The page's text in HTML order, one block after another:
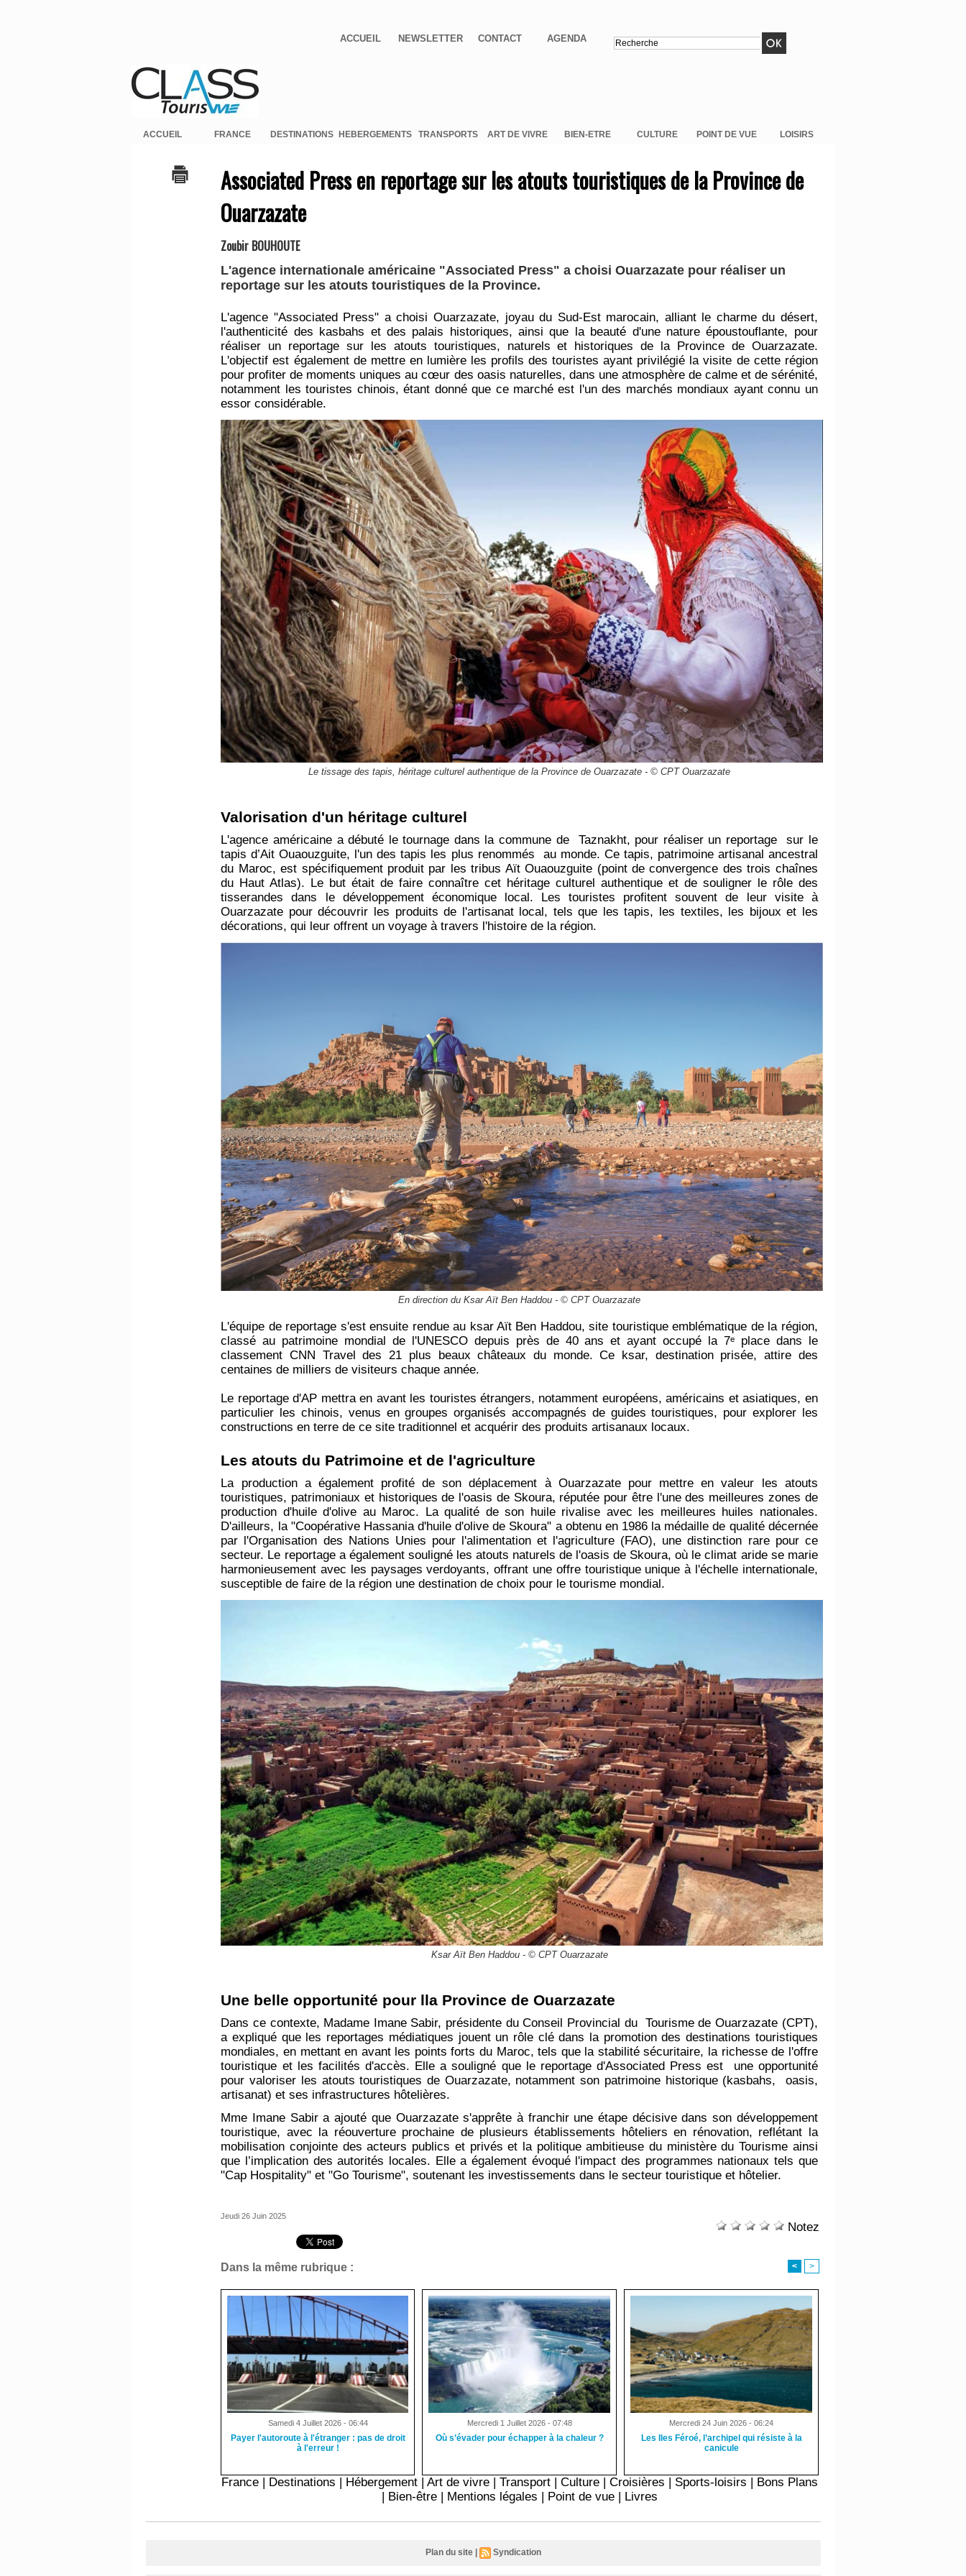
ACCUEIL NEWSLETTER CONTACT AGENDA
ACCUEIL FRANCE DESTINATIONS HEBERGEMENTS TRANSPORTS ART DE VIVRE BIEN-ETRE CULTURE POINT DE VUE LOISIRS
Associated Press en reportage sur les atouts touristiques de la Province de
Ouarzazate
Zoubir BOUHOUTE
L'agence internationale américaine "Associated Press" a choisi Ouarzazate pour réaliser un
reportage sur les atouts touristiques de la Province.
L'agence "Associated Press" a choisi Ouarzazate, joyau du Sud-Est marocain, alliant le charme du désert,
l'authenticité des kasbahs et des palais historiques, ainsi que la beauté d'une nature époustouflante, pour
réaliser un reportage sur les atouts touristiques, naturels et historiques de la Province de Ouarzazate.
L'objectif est également de mettre en lumière les profils des touristes ayant privilégié la visite de cette région
pour profiter de moments uniques au cœur des oasis naturelles, dans une atmosphère de calme et de sérénité,
notamment les touristes chinois, étant donné que ce marché est l'un des marchés mondiaux ayant connu un
essor considérable.
Le tissage des tapis, héritage culturel authentique de la Province de Ouarzazate - © CPT Ouarzazate
Valorisation d'un héritage culturel
L'agence américaine a débuté le tournage dans la commune de Taznakht, pour réaliser un reportage sur le
tapis d’Ait Ouaouzguite, l'un des tapis les plus renommés au monde. Ce tapis, patrimoine artisanal ancestral
du Maroc, est spécifiquement produit par les tribus Aït Ouaouzguite (point de convergence des trois chaînes
du Haut Atlas). Le but était de faire connaître cet héritage culturel authentique et de souligner le rôle des
tisserandes dans le développement économique local. Les touristes profitent souvent de leur visite à
Ouarzazate pour découvrir les produits de l'artisanat local, tels que les tapis, les textiles, les bijoux et les
décorations, qui leur offrent un voyage à travers l'histoire de la région.
En direction du Ksar Aït Ben Haddou - © CPT Ouarzazate
L'équipe de reportage s'est ensuite rendue au ksar Aït Ben Haddou, site touristique emblématique de la région,
classé au patrimoine mondial de l'UNESCO depuis près de 40 ans et ayant occupé la 7ᵉ place dans le
classement CNN Travel des 21 plus beaux châteaux du monde. Ce ksar, destination prisée, attire des
centaines de milliers de visiteurs chaque année.
Le reportage d'AP mettra en avant les touristes étrangers, notamment européens, américains et asiatiques, en
particulier les chinois, venus en groupes organisés accompagnés de guides touristiques, pour explorer les
constructions en terre de ce site traditionnel et acquérir des produits artisanaux locaux.
Les atouts du Patrimoine et de l'agriculture
La production a également profité de son déplacement à Ouarzazate pour mettre en valeur les atouts
touristiques, patrimoniaux et historiques de l'oasis de Skoura, réputée pour être l'une des meilleures zones de
production d'huile d'olive au Maroc. La qualité de son huile rivalise avec les meilleures huiles nationales.
D'ailleurs, la "Coopérative Hassania d'huile d'olive de Skoura" a obtenu en 1986 la médaille de qualité décernée
par l'Organisation des Nations Unies pour l'alimentation et l'agriculture (FAO), une distinction rare pour ce
secteur. Le reportage a également souligné les atouts naturels de l'oasis de Skoura, où le climat aride se marie
harmonieusement avec les paysages verdoyants, offrant une offre touristique unique à l'échelle internationale,
susceptible de faire de la région une destination de choix pour le tourisme mondial.
Ksar Aït Ben Haddou - © CPT Ouarzazate
Une belle opportunité pour lla Province de Ouarzazate
Dans ce contexte, Madame Imane Sabir, présidente du Conseil Provincial du Tourisme de Ouarzazate (CPT),
a expliqué que les reportages médiatiques jouent un rôle clé dans la promotion des destinations touristiques
mondiales, en mettant en avant les points forts du Maroc, tels que la stabilité sécuritaire, la richesse de l'offre
touristique et les facilités d'accès. Elle a souligné que le reportage d'Associated Press est une opportunité
pour valoriser les atouts touristiques de Ouarzazate, notamment son patrimoine historique (kasbahs, oasis,
artisanat) et ses infrastructures hôtelières.
Mme Imane Sabir a ajouté que Ouarzazate s'apprête à franchir une étape décisive dans son développement
touristique, avec la réouverture prochaine de plusieurs établissements hôteliers en rénovation, reflétant la
mobilisation conjointe des acteurs publics et privés et la politique ambitieuse du ministère du Tourisme ainsi
que l’implication des autorités locales. Elle a également évoqué l'impact des programmes nationaux tels que
"Cap Hospitality" et "Go Tourisme", soutenant les investissements dans le secteur touristique et hôtelier.
Jeudi 26 Juin 2025
Notez
Dans la même rubrique : < >
Samedi 4 Juillet 2026 - 06:44
Payer l'autoroute à l'étranger : pas de droit
à l'erreur !
Mercredi 1 Juillet 2026 - 07:48
Où s’évader pour échapper à la chaleur ?
Mercredi 24 Juin 2026 - 06:24
Les Iles Féroé, l’archipel qui résiste à la
canicule
France | Destinations | Hébergement |Art de vivre |Transport |Culture |Croisières | Sports-loisirs | Bons Plans
| Bien-être | Mentions légales | Point de vue | Livres
Plan du site Syndication